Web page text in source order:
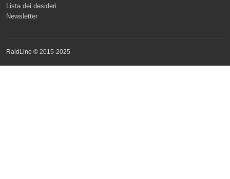
Lista dei desideri
Newsletter
RaidLine © 2015-2025